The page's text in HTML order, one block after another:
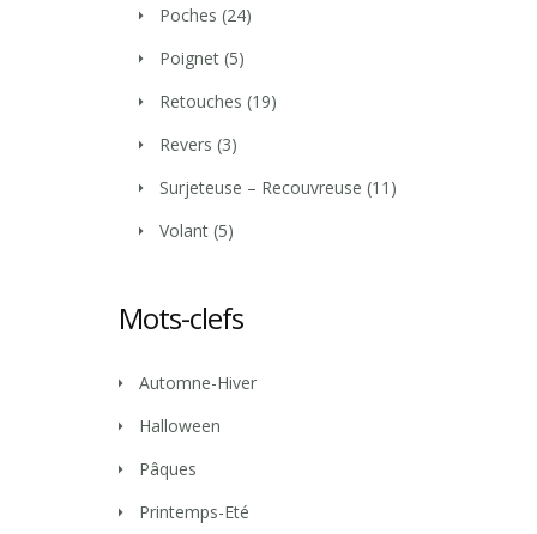
Poches (24)
Poignet (5)
Retouches (19)
Revers (3)
Surjeteuse – Recouvreuse (11)
Volant (5)
Mots-clefs
Automne-Hiver
Halloween
Pâques
Printemps-Eté